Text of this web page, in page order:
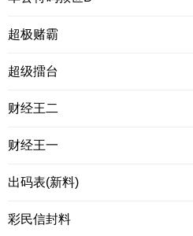
超极赌霸
超级擂台
财经王二
财经王一
出码表(新料)
彩民信封料